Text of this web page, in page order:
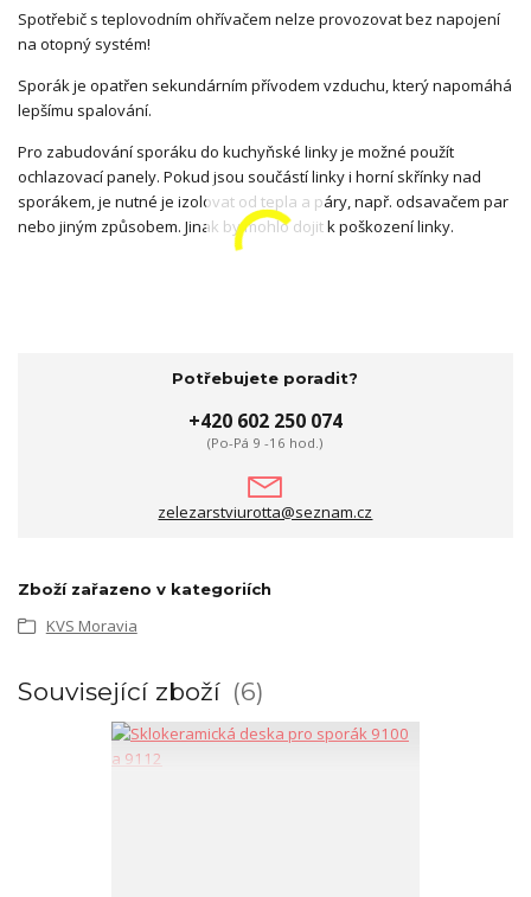
Spotřebič s teplovodním ohřívačem nelze provozovat bez napojení
na otopný systém!
Sporák je opatřen sekundárním přívodem vzduchu, který napomáhá
lepšímu spalování.
Pro zabudování sporáku do kuchyňské linky je možné použít
ochlazovací panely. Pokud jsou součástí linky i horní skřínky nad
sporákem, je nutné je izolovat od tepla a páry, např. odsavačem par
nebo jiným způsobem. Jinak by mohlo dojit k poškození linky.
Potřebujete poradit?
+420 602 250 074
(Po-Pá 9 -16 hod.)
zelezarstviurotta@seznam.cz
Zboží zařazeno v kategoriích
KVS Moravia
Související zboží 6